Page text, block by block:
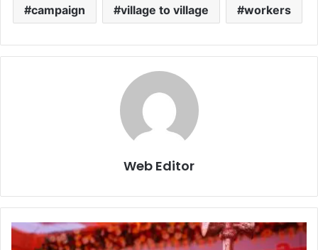
campaign village to village workers
Web Editor